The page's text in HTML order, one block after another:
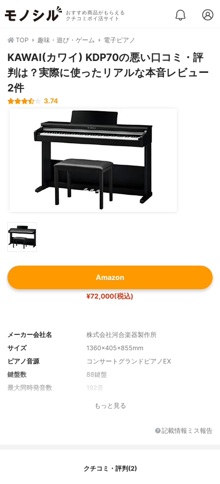
おすすめ商品がもらえる
クチコミポイ活サイト
TOP 趣味・遊び・ゲーム 電子ピアノ
KAWAI(カワイ) KDP70の悪い口コミ・評
判は？実際に使ったリアルな本音レビュー
2件
3.74
Amazon
¥72,000(税込)
メーカー会社名
株式会社河合楽器製作所
サイズ
1360×405×855mm
ピアノ音源
コンサートグランドピアノEX
鍵盤数
88鍵盤
最大同時発音数
192音
もっと見る
記載情報ミス報告
クチコミ・評判(2)